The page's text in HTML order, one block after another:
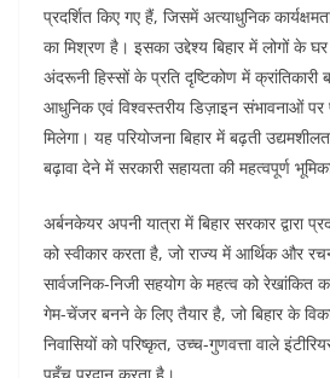
प्रदर्शित किए गए हैं, जिसमें अत्याधुनिक
का मिश्रण है। इसका उद्देश्य बिहार में लोगों के
अंदरूनी हिस्सों के प्रति दृष्टिकोण में
आधुनिक एवं विश्वस्तरीय डिज़ाइन संभावनाओं पर
मिलेगा। यह परियोजना बिहार में बढ़ती
बढ़ावा देने में सरकारी सहायता की महत्वपूर्ण
अर्बनकेयर अपनी यात्रा में बिहार सरकार द्वारा
को स्वीकार करता है, जो राज्य में आर्थिक और
सार्वजनिक-निजी सहयोग के महत्व को रेखांकित
गेम-चेंजर बनने के लिए तैयार है, जो बिहार के
निवासियों को परिष्कृत, उच्च-गुणवत्ता वाले